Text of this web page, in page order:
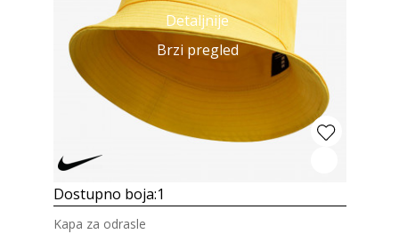
Detaljnije
Brzi pregled
Dostupno boja:1
Kapa za odrasle